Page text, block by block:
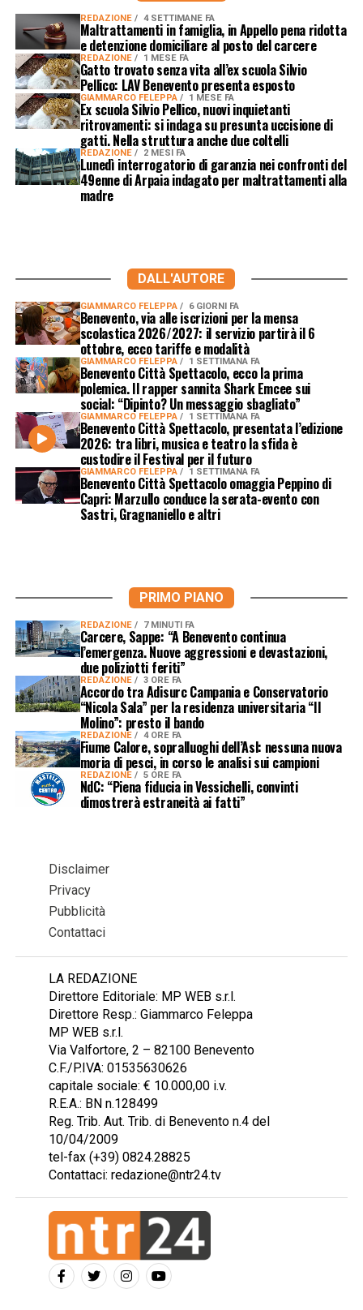
REDAZIONE 4 SETTIMANE FA
Maltrattamenti in famiglia, in Appello pena ridotta
e detenzione domiciliare al posto del carcere
REDAZIONE 1 MESE FA
Gatto trovato senza vita all’ex scuola Silvio
Pellico: LAV Benevento presenta esposto
GIAMMARCO FELEPPA 1 MESE FA
Ex scuola Silvio Pellico, nuovi inquietanti
ritrovamenti: si indaga su presunta uccisione di
gatti. Nella struttura anche due coltelli
REDAZIONE 2 MESI FA
Lunedì interrogatorio di garanzia nei confronti del
49enne di Arpaia indagato per maltrattamenti alla
madre
DALL'AUTORE
GIAMMARCO FELEPPA 6 GIORNI FA
Benevento, via alle iscrizioni per la mensa
scolastica 2026/2027: il servizio partirà il 6
ottobre, ecco tariffe e modalità
GIAMMARCO FELEPPA 1 SETTIMANA FA
Benevento Città Spettacolo, ecco la prima
polemica. Il rapper sannita Shark Emcee sui
social: “Dipinto? Un messaggio sbagliato”
GIAMMARCO FELEPPA 1 SETTIMANA FA
Benevento Città Spettacolo, presentata l’edizione
2026: tra libri, musica e teatro la sfida è
custodire il Festival per il futuro
GIAMMARCO FELEPPA 1 SETTIMANA FA
Benevento Città Spettacolo omaggia Peppino di
Capri: Marzullo conduce la serata-evento con
Sastri, Gragnaniello e altri
PRIMO PIANO
REDAZIONE 7 MINUTI FA
Carcere, Sappe: “A Benevento continua
l’emergenza. Nuove aggressioni e devastazioni,
due poliziotti feriti”
REDAZIONE 3 ORE FA
Accordo tra Adisurc Campania e Conservatorio
“Nicola Sala” per la residenza universitaria “Il
Molino”: presto il bando
REDAZIONE 4 ORE FA
Fiume Calore, sopralluoghi dell’Asl: nessuna nuova
moria di pesci, in corso le analisi sui campioni
REDAZIONE 5 ORE FA
NdC: “Piena fiducia in Vessichelli, convinti
dimostrerà estraneità ai fatti”
Disclaimer
Privacy
Pubblicità
Contattaci
LA REDAZIONE
Direttore Editoriale: MP WEB s.r.l.
Direttore Resp.: Giammarco Feleppa
MP WEB s.r.l.
Via Valfortore, 2 – 82100 Benevento
C.F./P.IVA: 01535630626
capitale sociale: € 10.000,00 i.v.
R.E.A.: BN n.128499
Reg. Trib. Aut. Trib. di Benevento n.4 del
10/04/2009
tel-fax (+39) 0824.28825
Contattaci: redazione@ntr24.tv